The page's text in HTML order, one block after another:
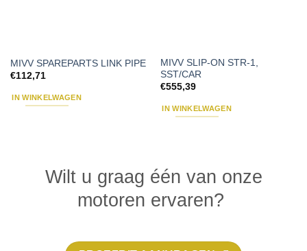
MIVV SPAREPARTS LINK PIPE
€112,71
IN WINKELWAGEN
MIVV SLIP-ON STR-1,
SST/CAR
€555,39
IN WINKELWAGEN
Wilt u graag één van onze
motoren ervaren?